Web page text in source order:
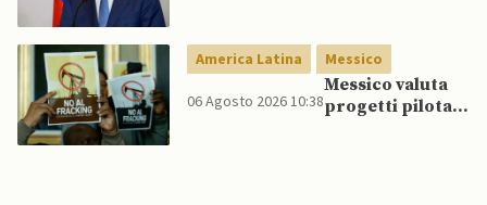
per rafforzare la
sicurezza
America Latina Messico
06 Agosto 2026 10:38
Messico valuta
progetti pilota